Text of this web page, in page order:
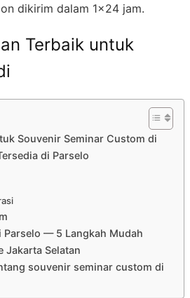
dikirim dalam 1×24 jam.
Terbaik untuk
Souvenir Seminar Custom di
di Parselo
Parselo — 5 Langkah Mudah
Jakarta Selatan
souvenir seminar custom di